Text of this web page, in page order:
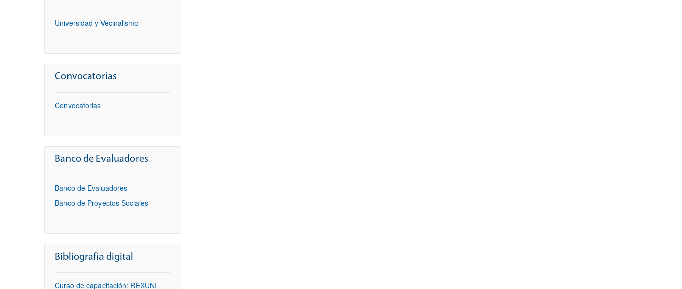
Universidad y Vecinalismo
Convocatorias
Convocatorias
Banco de Evaluadores
Banco de Evaluadores
Banco de Proyectos Sociales
Bibliografía digital
Curso de capacitación: REXUNI